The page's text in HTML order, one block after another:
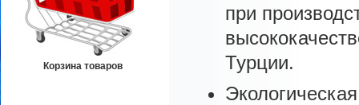
Корзина товаров
при
Турции.